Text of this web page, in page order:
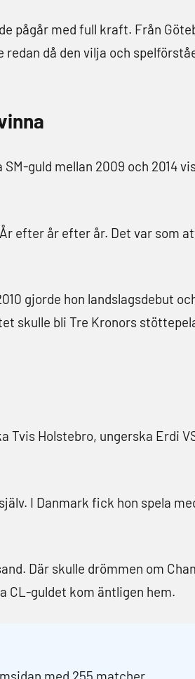
pågår med full kraft. Från
då den vilja och
guld mellan 2009 och 2014
efter år efter år. Det var som
gjorde hon landslagsdebut
skulle bli Tre Kronors
Tvis Holstebro, ungerska Erdi
I Danmark fick hon spela
Där skulle drömmen om
CL-guldet kom äntligen hem.
med 255 matcher